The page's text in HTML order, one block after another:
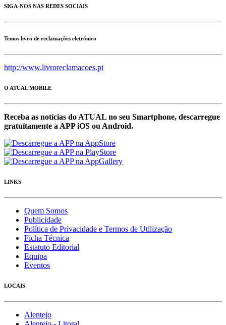
SIGA-NOS NAS REDES SOCIAIS
Temos livro de reclamações eletrónico
http://www.livroreclamacoes.pt
O ATUAL MOBILE
Receba as notícias do ATUAL no seu Smartphone, descarregue
gratuítamente a APP iOS ou Android.
LINKS
Quem Somos
Publicidade
Política de Privacidade e Termos de Utilização
Ficha Técnica
Estatuto Editorial
Equipa
Eventos
LOCAIS
Alentejo